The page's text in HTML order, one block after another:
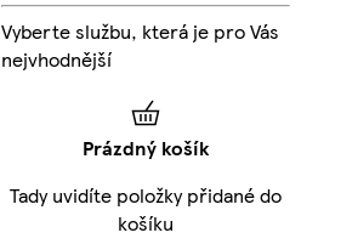
Vyberte službu, která je pro Vás
nejvhodnější
Prázdný košík
Tady uvidíte položky přidané do
košíku